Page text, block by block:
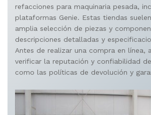
refacciones para maquinaria pesada,
plataformas Genie. Estas tiendas
amplia selección de piezas y
descripciones detalladas y
Antes de realizar una compra en línea,
verificar la reputación y confiabilidad
como las políticas de devolución y